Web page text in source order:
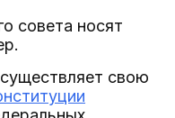
совета носят
свою